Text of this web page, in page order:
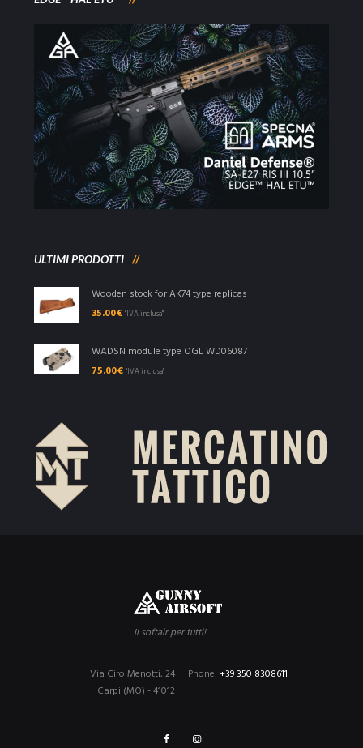
ULTIMI PRODOTTI
Wooden stock for AK74 type replicas
35.00€ "IVA inclusa"
WADSN module type OGL WD06087
75.00€ "IVA inclusa"
Il softair per tutti!
Phone: +39 350 8308611
Via Ciro Menotti, 24
Carpi (MO) - 41012